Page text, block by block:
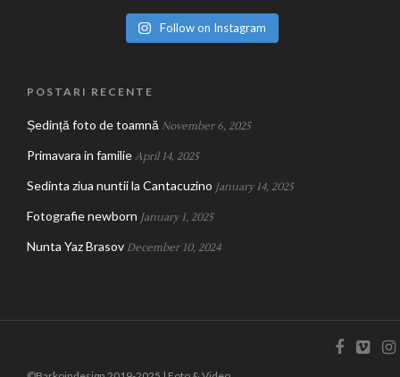
Follow on Instagram
POSTARI RECENTE
Ședință foto de toamnă November 6, 2025
Primavara in familie April 14, 2025
Sedinta ziua nuntii la Cantacuzino January 14, 2025
Fotografie newborn January 1, 2025
Nunta Yaz Brasov December 10, 2024